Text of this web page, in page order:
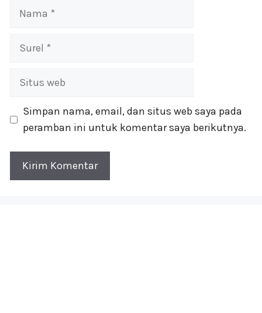
Nama
Surel
Situs
Simpan nama, email, dan situs web saya pada
peramban ini untuk komentar saya berikutnya.